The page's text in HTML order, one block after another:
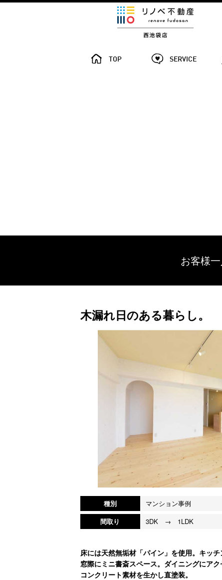
TOP SERVICE
お客様
木漏れ日のある暮らし。
種別 マンション事例
間取り
3DK → 1LDK
床には天然無垢材「パイン」を使用。キッチ
窓際にミニ書斎スペース。ダイニングにアク
コンクリート素材を生かし直塗装。